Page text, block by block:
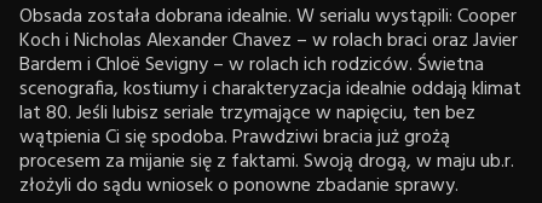
Obsada została dobrana idealnie. W serialu wystąpili: Cooper
Koch i Nicholas Alexander Chavez – w rolach braci oraz Javier
Bardem i Chloë Sevigny – w rolach ich rodziców. Świetna
scenografia, kostiumy i charakteryzacja idealnie oddają klimat
lat 80. Jeśli lubisz seriale trzymające w napięciu, ten bez
wątpienia Ci się spodoba. Prawdziwi bracia już grożą
procesem za mijanie się z faktami. Swoją drogą, w maju ub.r.
złożyli do sądu wniosek o ponowne zbadanie sprawy.